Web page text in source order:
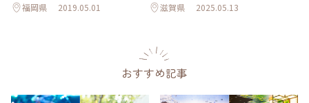
福岡県 2019.05.01 滋賀県 2025.05.13
おすすめ記事